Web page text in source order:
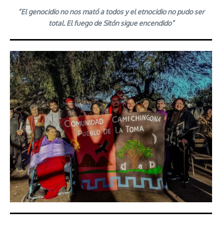
“El genocidio no nos mató a todos y el etnocidio no pudo ser
total. El fuego de Sitón sigue encendido”